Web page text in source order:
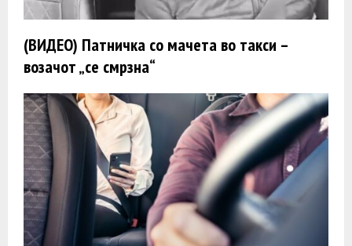
(ВИДЕО) Патничка со мачета во такси –
возачот „се смрзна“